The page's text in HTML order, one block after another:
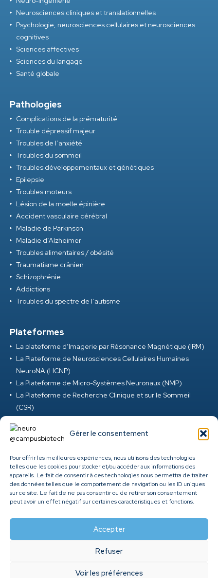
Gérer le consentement
Pour offrir les meilleures expériences, nous utilisons des technologies
telles que les cookies pour stocker et/ou accéder aux informations des
appareils. Le fait de consentir à ces technologies nous permettra de traiter
des données telles que le comportement de navigation ou les ID uniques
sur ce site. Le fait de ne pas consentir ou de retirer son consentement
peut avoir un effet négatif sur certaines caractéristiques et fonctions.
Accepter
Refuser
Voir les préférences
Neurosciences cliniques et translationnelles
Psychologie, neurosciences cellulaires et neurosciences
cognitives
Sciences affectives
Sciences du langage
Santé globale
Pathologies
Complications de la prématurité
Trouble dépressif majeur
Troubles de l’anxiété
Troubles du sommeil
Troubles développementaux et génétiques
Epilepsie
Troubles moteurs
Lésion de la moelle épinière
Accident vasculaire cérébral
Maladie de Parkinson
Maladie d’Alzheimer
Troubles alimentaires / obésité
Traumatisme crânien
Schizophrénie
Addictions
Troubles du spectre de l’autisme
Plateformes
La plateforme d’Imagerie par Résonance Magnétique (IRM)
La Plateforme de Neurosciences Cellulaires Humaines
NeuroNA (HCNP)
La Plateforme de Micro-Systèmes Neuronaux (NMP)
La Plateforme de Recherche Clinique et sur le Sommeil
(CSR)
(VRD)
La Plateforme de Neurosciences Précliniques (PNP)
La Plateforme M-EEG et Neuromod (MEG) au Campus
Biotech
Clinique ambulatoire de santé cérébrale et mentale des
HUG
Genome Center
Fondation Campus Biotech Geneva. All rights